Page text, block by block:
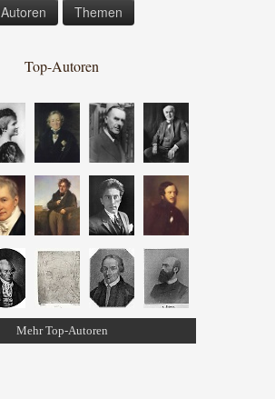
Autoren Themen
Top-Autoren
Mehr Top-Autoren